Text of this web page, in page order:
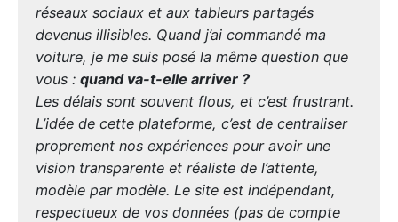
réseaux sociaux et aux tableurs partagés
devenus illisibles. Quand j’ai commandé ma
voiture, je me suis posé la même question que
vous : quand va-t-elle arriver ?
Les délais sont souvent flous, et c’est frustrant.
L’idée de cette plateforme, c’est de centraliser
proprement nos expériences pour avoir une
vision transparente et réaliste de l’attente,
modèle par modèle. Le site est indépendant,
respectueux de vos données (pas de compte